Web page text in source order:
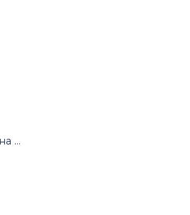
Гривна от Естествена Кожа